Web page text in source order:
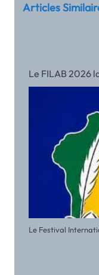
Articles
Le FILAB 2026
Le Festival